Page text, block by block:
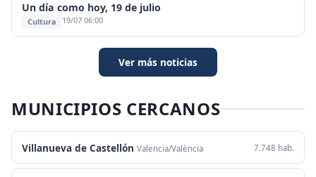
Un día como hoy, 19 de julio
Cultura 19/07 06:00
Ver más noticias
MUNICIPIOS CERCANOS
Villanueva de Castellón Valencia/València 7.748 hab.